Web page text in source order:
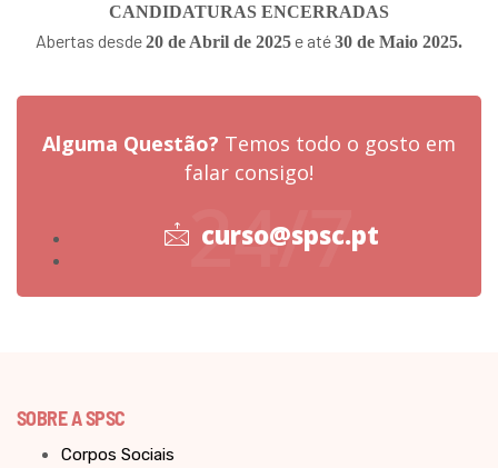
CANDIDATURAS ENCERRADAS
Abertas desde20 de Abril de 2025e até30 de Maio 2025.
Alguma Questão? Temos todo o gosto em
falar consigo!
curso@spsc.pt
24/7
SOBRE A SPSC
Corpos Sociais